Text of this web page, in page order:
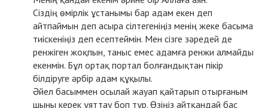
Сіздің өмірлік ұстанымы бар адам екен деп
айтпаймын деп асыра сілтегеніңіз менің жеке басыма
тиіскеніңіз деп есептеймін. Мен сізге зәредей де
ренжіген жоқпын, таныс емес адамға ренжи алмайды
екенмін. Бұл ортақ портал болғандықтан пікір
білдіруге әрбір адам құқылы.
Әйел басыммен осылай жауап қайтарып отырғаным
шыны керек ұяттау боп тұр. Өзіңіз айтқандай бас